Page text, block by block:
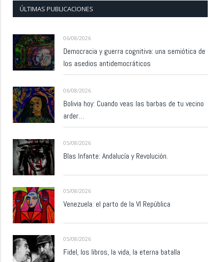
ÚLTIMAS PUBLICACIONES
06/08/2026
Democracia y guerra cognitiva: una semiótica de
los asedios antidemocráticos
06/08/2026
Bolivia hoy: Cuando veas las barbas de tu vecino
arder…
05/08/2026
Blas Infante: Andalucía y Revolución.
05/08/2026
Venezuela: el parto de la VI República
05/08/2026
Fidel, los libros, la vida, la eterna batalla